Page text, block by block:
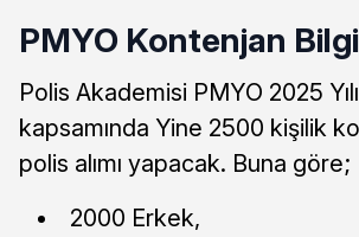
PMYO Kontenjan
Polis Akademisi PMYO 2025
kapsamında Yine 2500 kişilik
polis alımı yapacak. Buna göre;
2000 Erkek,